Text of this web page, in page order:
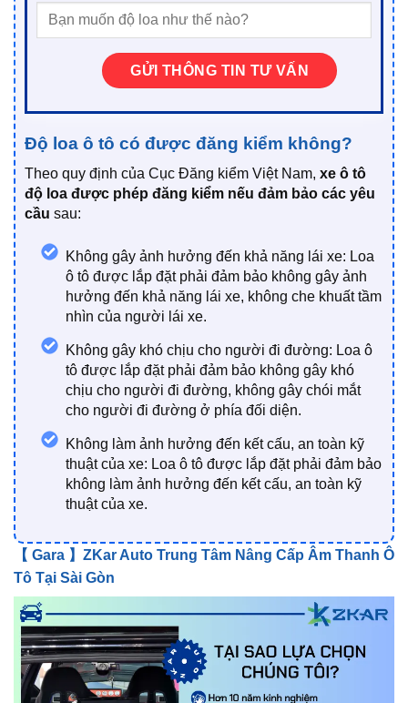
Độ loa ô tô có được đăng kiểm không?
Theo quy định của Cục Đăng kiểm Việt Nam, xe ô tô
độ loa được phép đăng kiểm nếu đảm bảo các yêu
cầu sau:
Không gây ảnh hưởng đến khả năng lái xe: Loa
ô tô được lắp đặt phải đảm bảo không gây ảnh
hưởng đến khả năng lái xe, không che khuất tầm
nhìn của người lái xe.
Không gây khó chịu cho người đi đường: Loa ô
tô được lắp đặt phải đảm bảo không gây khó
chịu cho người đi đường, không gây chói mắt
cho người đi đường ở phía đối diện.
Không làm ảnh hưởng đến kết cấu, an toàn kỹ
thuật của xe: Loa ô tô được lắp đặt phải đảm bảo
không làm ảnh hưởng đến kết cấu, an toàn kỹ
thuật của xe.
【 Gara 】ZKar Auto Trung Tâm Nâng Cấp Âm Thanh Ô
Tô Tại Sài Gòn